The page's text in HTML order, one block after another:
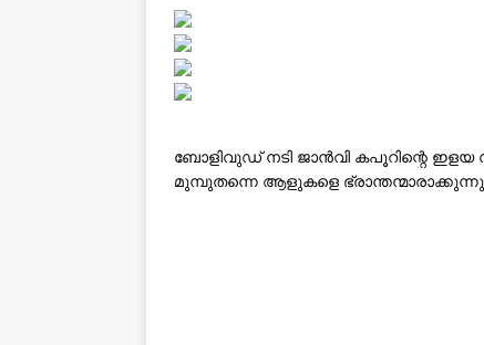
ബോളിവുഡ് നടി ജാൻവി കപൂറിന്റെ ഇളയ
മുമ്പുതന്നെ ആളുകളെ